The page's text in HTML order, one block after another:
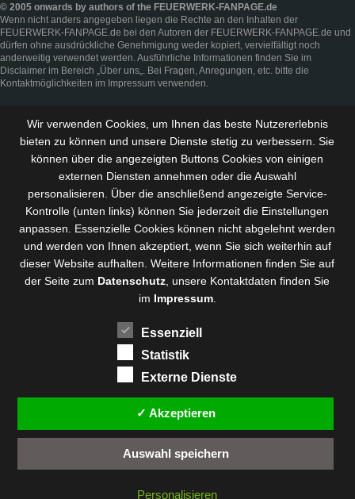
© 2005 onwards by authors of the FEUERWERK-FANPAGE.de
Wenn nicht anders angegeben liegen die Rechte an den Inhalten der
FEUERWERK-FANPAGE.de bei den Autoren der FEUERWERK-FANPAGE.de und
dürfen ohne ausdrückliche Genehmigung weder kopiert, vervielfältigt noch
anderweitig verwendet werden. Ausführliche Informationen finden Sie im
Disclaimer im Bereich „ Über uns „. Bei Fragen, Anregungen, etc. bitte die
Kontaktmöglichkeiten im Impressum verwenden.
Wir verwenden Cookies, um Ihnen das beste Nutzererlebnis
bieten zu können und unsere Dienste stetig zu verbessern . Sie
können über die angezeigten Buttons Cookies von einigen
externen Diensten annehmen oder die Auswahl
personalisieren. Über die anschließend angezeigte Service-
Kontrolle (unten links) können Sie jederzeit die Einstellungen
anpassen. Essenzielle Cookies können nicht abgelehnt werden
und werden von Ihnen akzeptiert, wenn Sie sich weiterhin auf
dieser Website aufhalten. Weitere Informationen finden Sie auf
der Seite zum Datenschutz , unsere Kontaktdaten finden Sie
im Impressum.
Essenziell
Statistik
Externe Dienste
✓ Akzeptieren
Auswahl speichern
Personalisieren